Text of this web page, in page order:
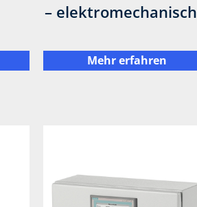
– elektromechanisch
Mehr erfahren